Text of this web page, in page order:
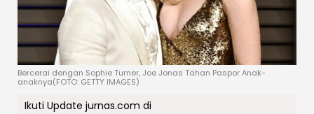
Bercerai dengan Sophie Turner, Joe Jonas Tahan Paspor Anak-
anaknya(FOTO: GETTY IMAGES)
Ikuti Update jurnas.com di